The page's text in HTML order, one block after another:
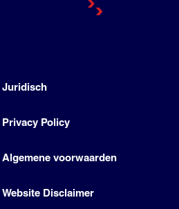
Juridisch
Privacy Policy
Algemene voorwaarden
Website Disclaimer